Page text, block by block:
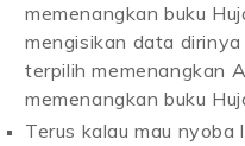
memenangkan buku
mengisikan data
terpilih memenangkan
memenangkan buku
Terus kalau mau nyoba